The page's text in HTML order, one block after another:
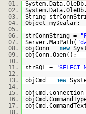
01.
02.
03.
String
04.
Object myScalar;
05.
06.
strConnString =
07.
Server.MapPath(
08.
objConn = new
09.
objConn.Open();
10.
11.
strSQL = "SELECT
12.
13.
objCmd = new
14.
15.
16.
17.
18.